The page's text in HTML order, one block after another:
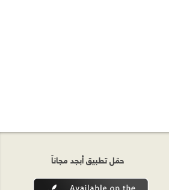
حمّل تطبيق أبجد مجاناً